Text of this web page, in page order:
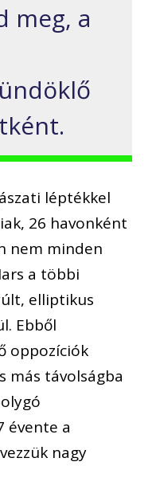
meg, a
léptékkel
26 havonként
nem minden
a többi
elliptikus
Ebből
oppozíciók
más távolságba
évente a
nagy